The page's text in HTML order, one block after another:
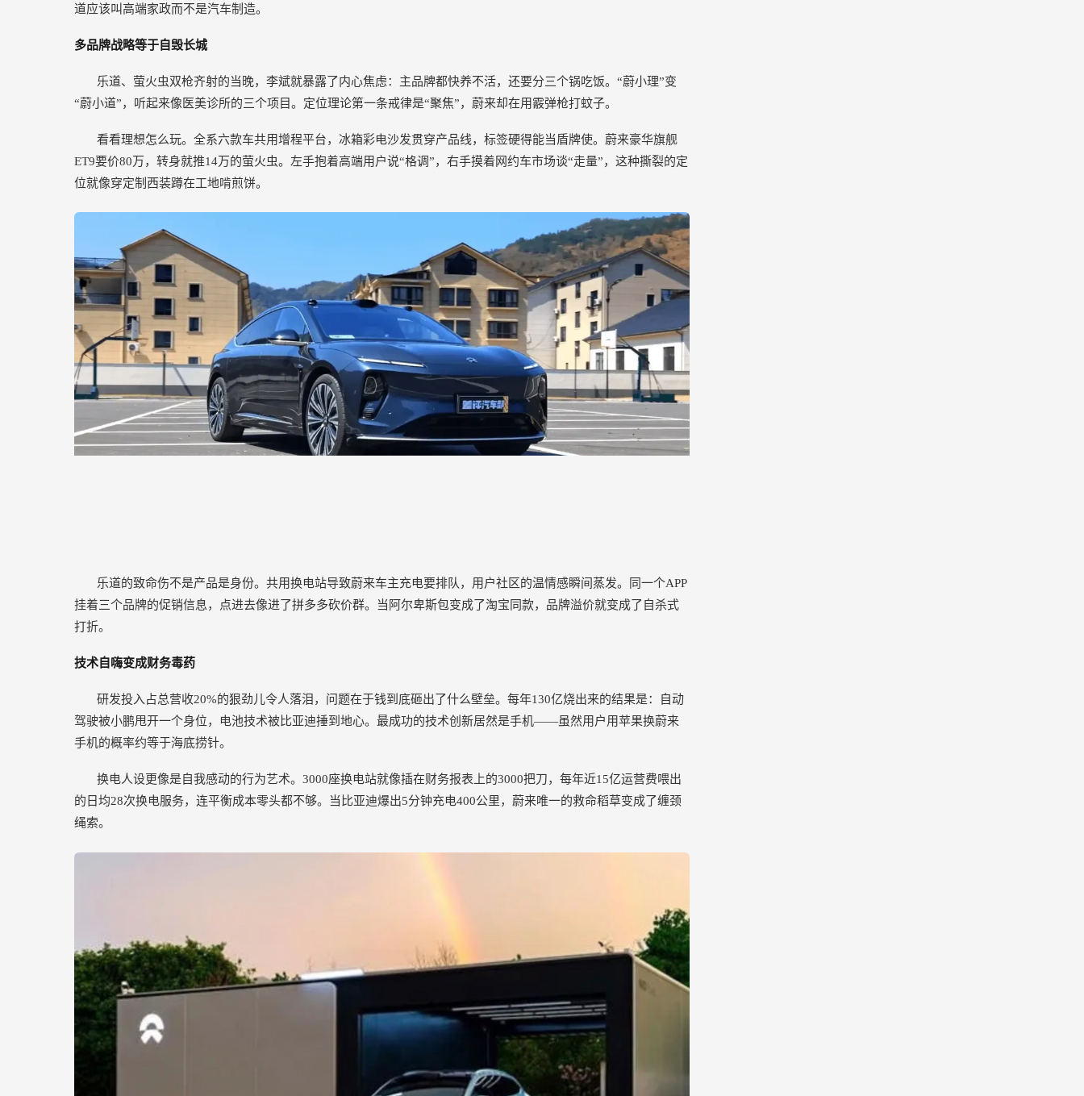
道应该叫高端家政而不是汽车制造。
多品牌战略等于自毁长城
乐道、萤火虫双枪齐射的当晚，李斌就暴露了内心焦虑：主品牌都快养不活，还要分三个锅吃饭。“蔚小理”变
“蔚小道”，听起来像医美诊所的三个项目。定位理论第一条戒律是“聚焦”，蔚来却在用霰弹枪打蚊子。
看看理想怎么玩。全系六款车共用增程平台，冰箱彩电沙发贯穿产品线，标签硬得能当盾牌使。蔚来豪华旗舰
ET9要价80万，转身就推14万的萤火虫。左手抱着高端用户说“格调”，右手摸着网约车市场谈“走量”，这种撕裂的定
位就像穿定制西装蹲在工地啃煎饼。
乐道的致命伤不是产品是身份。共用换电站导致蔚来车主充电要排队，用户社区的温情感瞬间蒸发。同一个APP
挂着三个品牌的促销信息，点进去像进了拼多多砍价群。当阿尔卑斯包变成了淘宝同款，品牌溢价就变成了自杀式
打折。
技术自嗨变成财务毒药
研发投入占总营收20%的狠劲儿令人落泪，问题在于钱到底砸出了什么壁垒。每年130亿烧出来的结果是：自动
驾驶被小鹏甩开一个身位，电池技术被比亚迪捶到地心。最成功的技术创新居然是手机——虽然用户用苹果换蔚来
手机的概率约等于海底捞针。
换电人设更像是自我感动的行为艺术。3000座换电站就像插在财务报表上的3000把刀，每年近15亿运营费喂出
的日均28次换电服务，连平衡成本零头都不够。当比亚迪爆出5分钟充电400公里，蔚来唯一的救命稻草变成了缠颈
绳索。